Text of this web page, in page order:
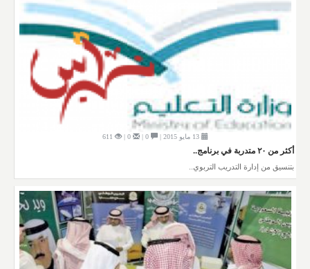
611
أكثر من ٢٠ متدربة في برنامج..
بتنسيق من إدارة التدريب التربوي..